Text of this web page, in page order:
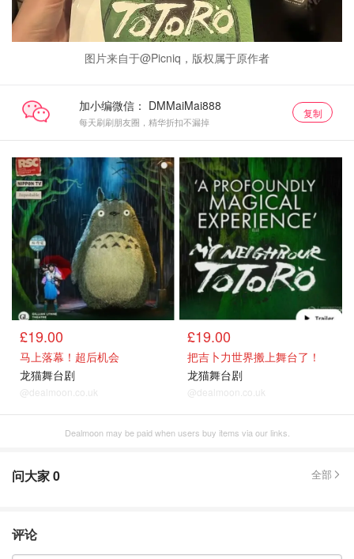
图片来自于@Picniq，版权属于原作者
加小编微信：
每天刷刷朋友圈，精华折扣不漏掉
复制
£19.00
马上落幕！超后机会
龙猫舞台剧
@dealmoon.co.uk
£19.00
把吉卜力世界搬上舞台了！
龙猫舞台剧
@dealmoon.co.uk
Dealmoon may be paid when users buy items via our links.
问大家0 全部
评论